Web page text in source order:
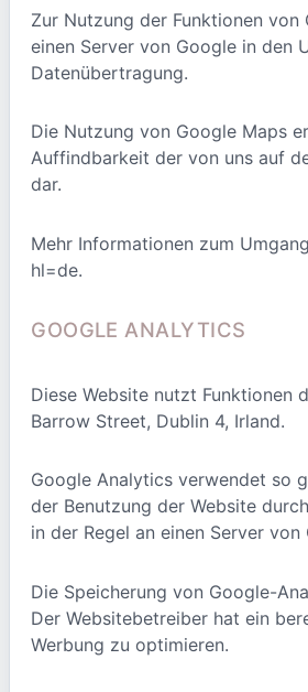
Zur Nutzung der Funktionen
einen Server von Google in den
Datenübertragung.
Die Nutzung von Google Maps
Auffindbarkeit der von uns auf
dar.
Mehr Informationen zum
hl=de.
GOOGLE ANALYTICS
Diese Website nutzt Funktionen
Barrow Street, Dublin 4, Irland.
Google Analytics verwendet so
der Benutzung der Website
in der Regel an einen Server
Die Speicherung von Google-
Der Websitebetreiber hat ein
Werbung zu optimieren.